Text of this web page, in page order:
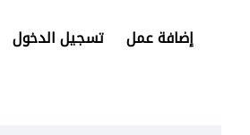
تسجيل الدخول إضافة عمل